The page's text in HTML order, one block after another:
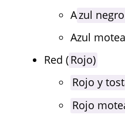
Azul
Azul
Red (Rojo)
Rojo y
Rojo